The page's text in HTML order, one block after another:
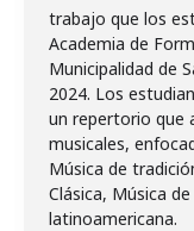
trabajo que los
Academia de
Municipalidad de
2024. Los
un repertorio que
musicales,
Música de
Clásica, Música
latinoamericana.